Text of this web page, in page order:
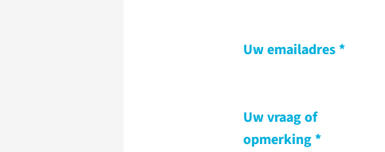
Uw emailadres
Uw vraag of
opmerking